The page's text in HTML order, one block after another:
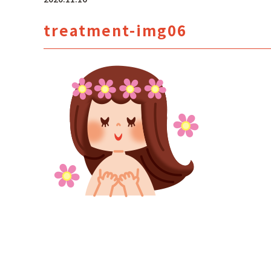
treatment-img06